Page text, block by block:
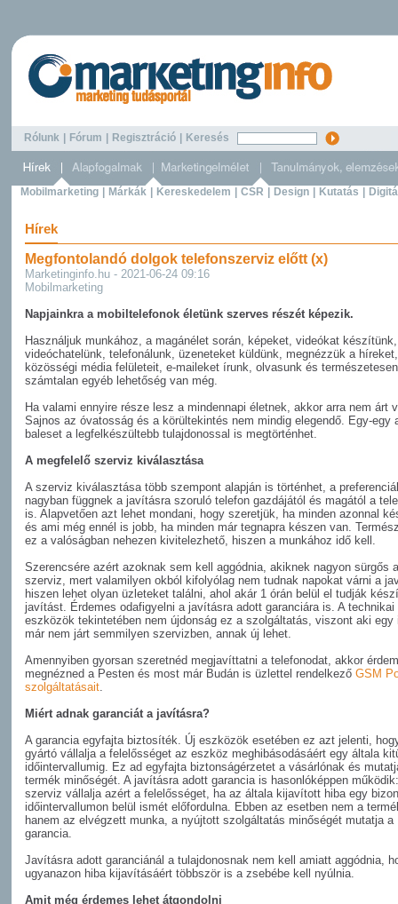
Rólunk Fórum Regisztráció Keresés
Mobilmarketing Márkák Kereskedelem CSR Design Kutatás
Hírek
Megfontolandó dolgok telefonszerviz előtt (x)
Marketinginfo.hu - 2021-06-24 09:16
Mobilmarketing
Napjainkra a mobiltelefonok életünk szerves részét képezik.
Használjuk munkához, a magánélet során, képeket, videókat készítünk,
videóchatelünk, telefonálunk, üzeneteket küldünk, megnézzük a
közösségi média felületeit, e-maileket írunk, olvasunk és természetesen
számtalan egyéb lehetőség van még.
Ha valami ennyire része lesz a mindennapi életnek, akkor arra nem árt
Sajnos az óvatosság és a körültekintés nem mindig elegendő. Egy-egy
baleset a legfelkészültebb tulajdonossal is megtörténhet.
A megfelelő szerviz kiválasztása
A szerviz kiválasztása több szempont alapján is történhet, a
nagyban függnek a javításra szoruló telefon gazdájától és magától a
is. Alapvetően azt lehet mondani, hogy szeretjük, ha minden azonnal
és ami még ennél is jobb, ha minden már tegnapra készen van.
ez a valóságban nehezen kivitelezhető, hiszen a munkához idő kell.
Szerencsére azért azoknak sem kell aggódnia, akiknek nagyon sürgős a
szerviz, mert valamilyen okból kifolyólag nem tudnak napokat várni a
hiszen lehet olyan üzleteket találni, ahol akár 1 órán belül el tudják
javítást. Érdemes odafigyelni a javításra adott garanciára is. A technikai
eszközök tekintetében nem újdonság ez a szolgáltatás, viszont aki egy
már nem járt semmilyen szervizben, annak új lehet.
Amennyiben gyorsan szeretnéd megjavíttatni a telefonodat, akkor
megnézned a Pesten és most már Budán is üzlettel rendelkező GSM
szolgáltatásait.
Miért adnak garanciát a javításra?
A garancia egyfajta biztosíték. Új eszközök esetében ez azt jelenti,
gyártó vállalja a felelősséget az eszköz meghibásodásáért egy általa
időintervallumig. Ez ad egyfajta biztonságérzetet a vásárlónak és
termék minőségét. A javításra adott garancia is hasonlóképpen
szerviz vállalja azért a felelősséget, ha az általa kijavított hiba egy
időintervallumon belül ismét előfordulna. Ebben az esetben nem a
hanem az elvégzett munka, a nyújtott szolgáltatás minőségét mutatja a
garancia.
Javításra adott garanciánál a tulajdonosnak nem kell amiatt aggódnia,
ugyanazon hiba kijavításáért többször is a zsebébe kell nyúlnia.
Amit még érdemes lehet átgondolni